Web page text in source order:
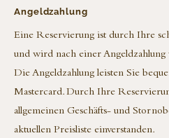
AMBIENTE
TRADITION · GESCHICHTE
LEBENS(T)RÄUME
KÜCHE · RESTAURANT
HISTORISCHER
AUSTRAGUNGSORT
YOGA RETREAT • ALICE
INNEHALTEN • BIRGIT
TÖPFER-RETREAT •
SOMMERFRISCHE
BLETTERBACH
WANDERN
MOUNTAINBIKE
BREATHWALK
WINTERZAUBER
BAUERNHOF
RADOIN 1560 WEINGUT
Angeldzahlung
Eine Reservierung ist durch Ihre
und wird nach einer Angeldzahlung
Die Angeldzahlung leisten Sie
Mastercard. Durch Ihre
allgemeinen Geschäfts- und
aktuellen Preisliste einverstanden.